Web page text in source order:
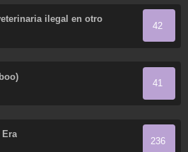
ilegal en otro
42
41
236